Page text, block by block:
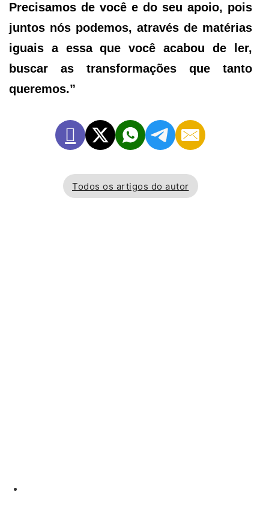
Precisamos de você e do seu apoio, pois
juntos nós podemos, através de matérias
iguais a essa que você acabou de ler,
buscar as transformações que tanto
queremos.”
Todos os artigos do autor